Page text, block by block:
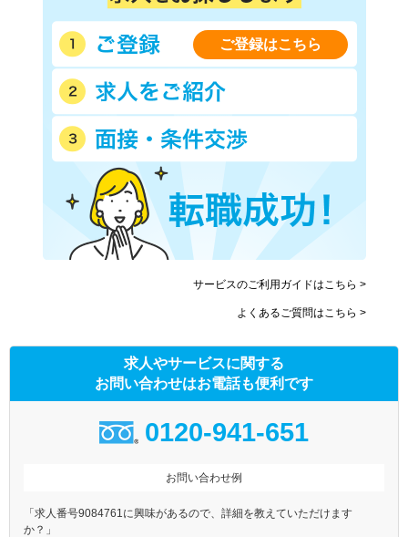
ご登録はこちら
サービスのご利用ガイドはこちら >
よくあるご質問はこちら >
求人やサービスに関する
お問い合わせはお電話も便利です
0120-941-651
お問い合わせ例
「求人番号9084761に興味があるので、詳細を教えていただけます
か？」